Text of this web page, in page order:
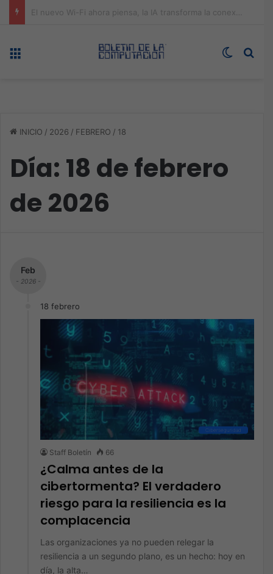
ASUS redefine la productividad y el gaming con la experiencia Duo
Switch
INICIO / 2026 / FEBRERO / 18
Día: 18 de febrero
de 2026
Feb
- 2026 -
18 febrero
Ciberseguridad
Staff Boletín 66
¿Calma antes de la
cibertormenta? El verdadero
riesgo para la resiliencia es la
complacencia
Las organizaciones ya no pueden relegar la
resiliencia a un segundo plano, es un hecho: hoy en
día, la alta…